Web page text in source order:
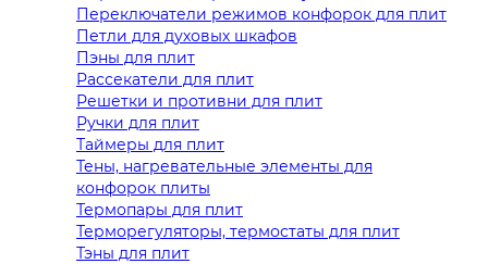
Переключатели режимов конфорок для плит
Петли для духовых шкафов
Пэны для плит
Рассекатели для плит
Решетки и противни для плит
Ручки для плит
Таймеры для плит
Тены, нагревательные элементы для
конфорок плиты
Термопары для плит
Терморегуляторы, термостаты для плит
Тэны для плит